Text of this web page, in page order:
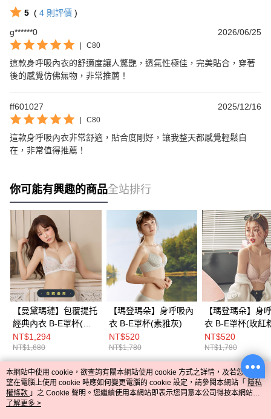
5 ( 4 則評價 )
g******0
2026/06/25
C80
這款身呼吸內衣的舒適度讓人驚艷，透氣性極佳，完美貼合，穿著
後的感覺仿佛無物，非常推薦！
ff601027 2025/12/16
C80
這款身呼吸內衣非常舒適，貼合度剛好，讓我整天都感覺輕鬆自
在，非常值得推薦！
你可能有興趣的商品全站排行
【曼黛瑪璉】包覆提托
經典內衣 B-E罩杯(牙
白)
NT$1,294
NT$1,680
【瑪登瑪朵】身呼吸內
衣 B-E罩杯(素雅灰)
NT$520
NT$1,780
【瑪登瑪朵】身
衣 B-E罩杯(玫紅
NT$520
NT$1,780
熱門標籤
本網站中使用 cookie，欲查詢有關本網站使用 cookie 方式之詳情，及若您不希
望在電腦上使用 cookie 時應如何變更電腦的 cookie 設定，請參閱本網站「 隱私
權條款 」之 Cookie 聲明。您繼續使用本網站即表示您同意本公司得按本網站使
用條款之 Cookie 聲明使用 cookie。
了解更多 >